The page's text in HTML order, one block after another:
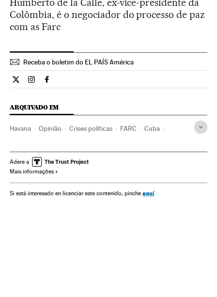
Humberto de la Calle, ex-vice-presidente da
Colômbia, é o negociador do processo de paz
com as Farc
Receba o boletim do EL PAÍS América
Internacional El País Brasil en Twitter
Internacional El País Brasil en Instagram
Internacional El País Brasil en Facebook
ARQUIVADO EM
Havana Opinião Crises políticas FARC Cuba
América do Sul Conflitos políticos
Terrorismo
Adere a
Mais informações
Si está interesado en licenciar este contenido, pinche aquí